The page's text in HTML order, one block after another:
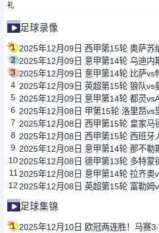
礼
足球录像
1 2025年12月09日 西甲第15轮 奥萨苏
2 2025年12月09日 意甲第14轮 乌迪内
3 2025年12月09日 意甲第14轮 比萨vs
4 2025年12月09日 英超第15轮 狼队vs
5 2025年12月09日 意甲第14轮 都灵
6 2025年12月08日 甲第15轮 洛里昂vs
7 2025年12月08日 西甲第15轮 皇家马
8 2025年12月08日 西甲第15轮 西班牙
9 2025年12月08日 意甲第14轮 那不勒
102025年12月08日 德甲第13轮 多特蒙
11 2025年12月08日 意甲第14轮 拉齐奥
12 2025年12月08日 英超第15轮 富勒姆
足球集锦
1